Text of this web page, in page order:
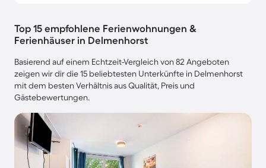
Top 15 empfohlene Ferienwohnungen &
Ferienhäuser in Delmenhorst
Basierend auf einem Echtzeit-Vergleich von 82 Angeboten
zeigen wir dir die 15 beliebtesten Unterkünfte in Delmenhorst
mit dem besten Verhältnis aus Qualität, Preis und
Gästebewertungen.